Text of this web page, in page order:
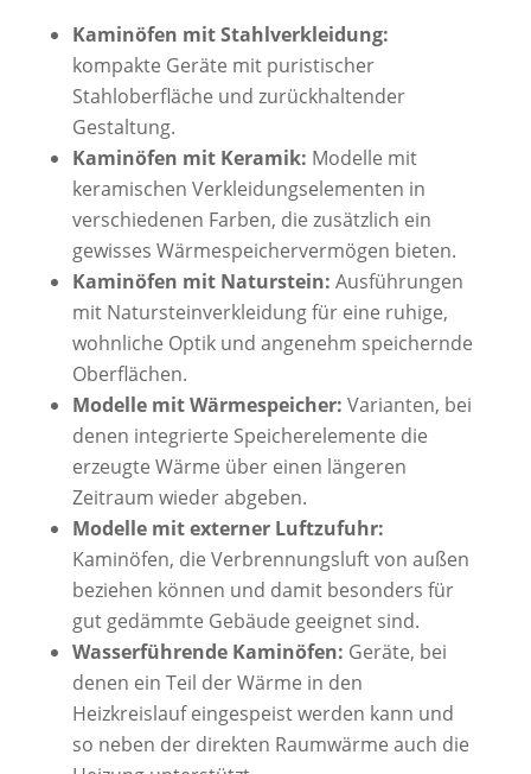
Kaminöfen mit Stahlverkleidung:
kompakte Geräte mit puristischer
Stahloberfläche und zurückhaltender
Gestaltung.
Kaminöfen mit Keramik: Modelle mit
keramischen Verkleidungselementen in
verschiedenen Farben, die zusätzlich ein
gewisses Wärmespeichervermögen bieten.
Kaminöfen mit Naturstein: Ausführungen
mit Natursteinverkleidung für eine ruhige,
wohnliche Optik und angenehm speichernde
Oberflächen.
Modelle mit Wärmespeicher: Varianten, bei
denen integrierte Speicherelemente die
erzeugte Wärme über einen längeren
Zeitraum wieder abgeben.
Modelle mit externer Luftzufuhr:
Kaminöfen, die Verbrennungsluft von außen
beziehen können und damit besonders für
gut gedämmte Gebäude geeignet sind.
Wasserführende Kaminöfen: Geräte, bei
denen ein Teil der Wärme in den
Heizkreislauf eingespeist werden kann und
so neben der direkten Raumwärme auch die